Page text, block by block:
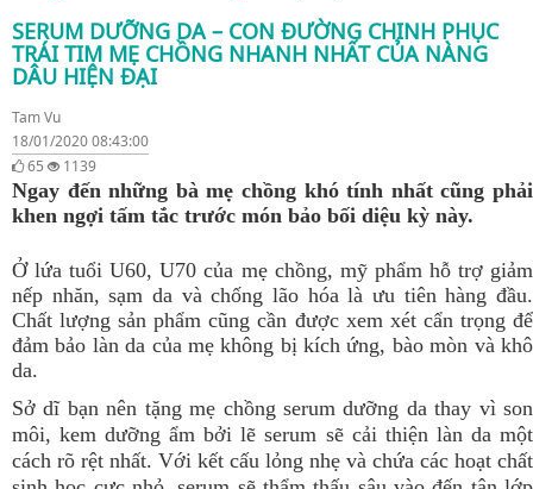
SERUM DƯỠNG DA – CON ĐƯỜNG CHINH PHỤC
TRÁI TIM MẸ CHỒNG NHANH NHẤT CỦA NÀNG
DÂU HIỆN ĐẠI
Tam Vu
18/01/2020 08:43:00
65
1139
Ngay đến những bà mẹ chồng khó tính nhất cũng phải
khen ngợi tấm tắc trước món bảo bối diệu kỳ này.
Ở lứa tuổi U60, U70 của mẹ chồng, mỹ phẩm hỗ trợ giảm
nếp nhăn, sạm da và chống lão hóa là ưu tiên hàng đầu.
Chất lượng sản phẩm cũng cần được xem xét cẩn trọng để
đảm bảo làn da của mẹ không bị kích ứng, bào mòn và khô
da.
Sở dĩ bạn nên tặng mẹ chồng serum dưỡng da thay vì son
môi, kem dưỡng ẩm bởi lẽ serum sẽ cải thiện làn da một
cách rõ rệt nhất. Với kết cấu lỏng nhẹ và chứa các hoạt chất